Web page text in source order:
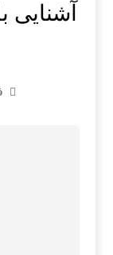
آشنایی